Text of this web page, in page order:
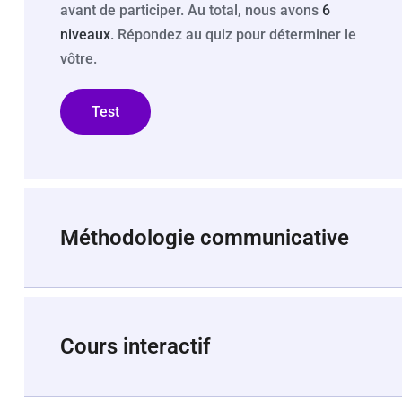
avant de participer. Au total, nous avons 6
niveaux. Répondez au quiz pour déterminer le
vôtre.
Test
Méthodologie communicative
Cours interactif